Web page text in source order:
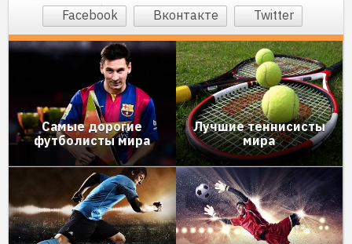
Facebook Вконтакте Twitter
Самые дорогие
футболисты мира
Лучшие теннисисты
мира